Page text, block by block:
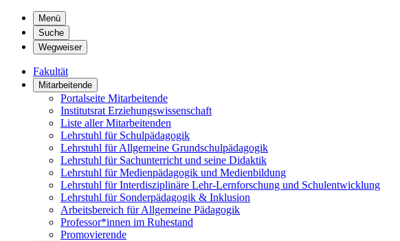
Menü
Suche
Wegweiser
Fakultät
Mitarbeitende
Portalseite Mitarbeitende
Institutsrat Erziehungswissenschaft
Liste aller Mitarbeitenden
Lehrstuhl für Schulpädagogik
Lehrstuhl für Allgemeine Grundschulpädagogik
Lehrstuhl für Sachunterricht und seine Didaktik
Lehrstuhl für Medienpädagogik und Medienbildung
Lehrstuhl für Interdisziplinäre Lehr-Lernforschung und Schulentwicklung
Lehrstuhl für Sonderpädagogik & Inklusion
Arbeitsbereich für Allgemeine Pädagogik
Professor*innen im Ruhestand
Promovierende